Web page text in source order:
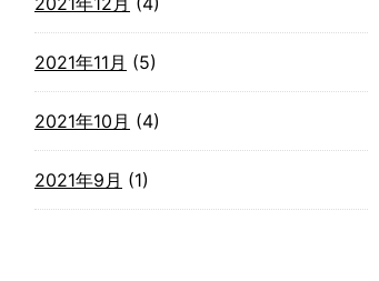
2021年11月 (5)
2021年10月 (4)
2021年9月 (1)